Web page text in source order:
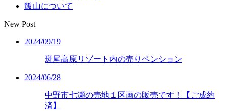
飯山について
New Post
2024/09/19
斑尾高原リゾート内の売りペンション
2024/06/28
中野市七瀬の売地１区画の販売です！【ご成約
済】